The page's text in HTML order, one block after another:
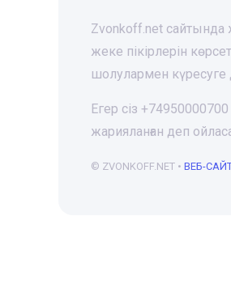
Zvonkoff.net
жеке пікірлерін
шолулармен
Егер сіз
жарияланған деп
© ZVONKOFF.NET • ВЕБ-